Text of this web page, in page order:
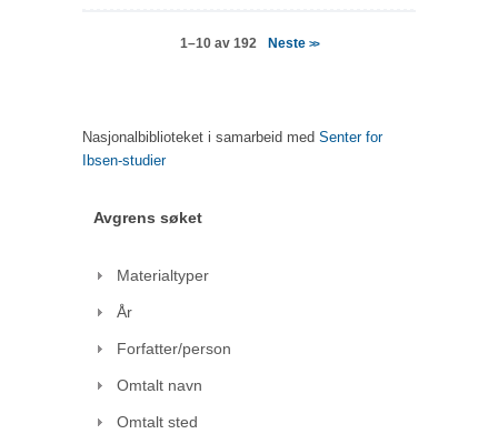
1–10 av 192 Neste >>
Nasjonalbiblioteket i samarbeid med Senter for
Ibsen-studier
Avgrens søket
Materialtyper
År
Forfatter/person
Omtalt navn
Omtalt sted